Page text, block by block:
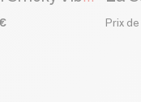
Prix